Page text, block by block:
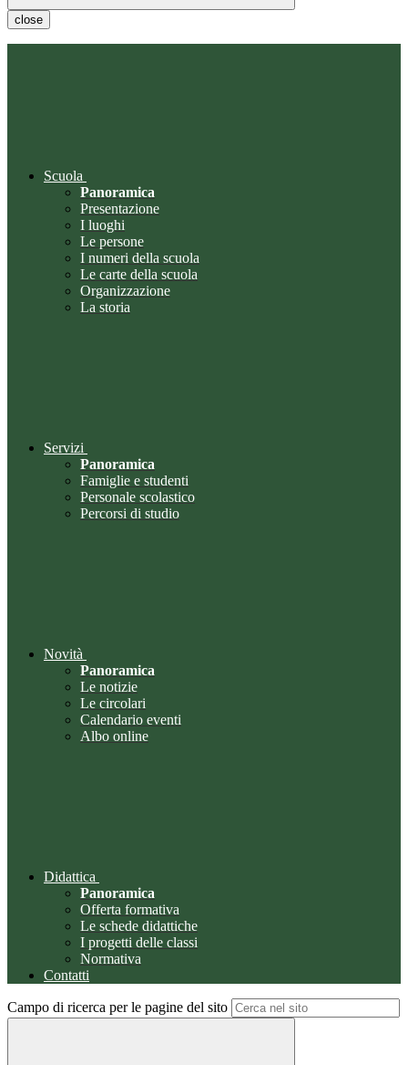
close
Scuola
Panoramica
Presentazione
I luoghi
Le persone
I numeri della scuola
Le carte della scuola
Organizzazione
La storia
Servizi
Panoramica
Famiglie e studenti
Personale scolastico
Percorsi di studio
Novità
Panoramica
Le notizie
Le circolari
Calendario eventi
Albo online
Didattica
Panoramica
Offerta formativa
Le schede didattiche
I progetti delle classi
Normativa
Contatti
Campo di ricerca per le pagine del sito